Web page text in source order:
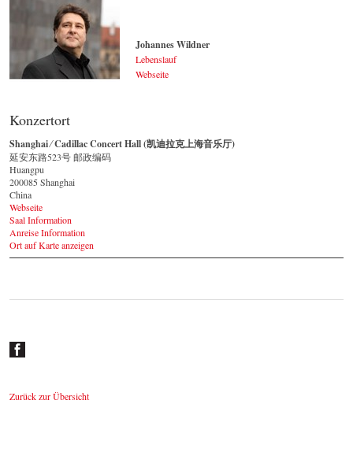
Johannes Wildner
Lebenslauf
Webseite
Konzertort
Shanghai ⁄ Cadillac Concert Hall (凯迪拉克上海音乐厅)
延安东路523号 邮政编码
Huangpu
200085 Shanghai
China
Webseite
Saal Information
Anreise Information
Ort auf Karte anzeigen
Zurück zur Übersicht